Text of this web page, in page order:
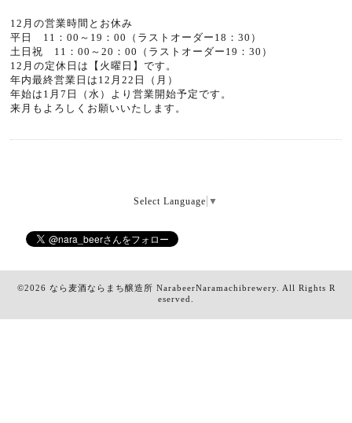
12月の営業時間とお休み
平日 11：00～19：00（ラストオーダー18：30）
土日祝 11：00～20：00（ラストオーダー19：30）
12月の定休日は【火曜日】です。
年内最終営業日は12月22日（月）
年始は1月7日（水）より営業開始予定です。
来月もよろしくお願いいたします。
Select Language ▼
©2026 なら麦酒ならまち醸造所 NarabeerNaramachibrewery. All Rights R
eserved.